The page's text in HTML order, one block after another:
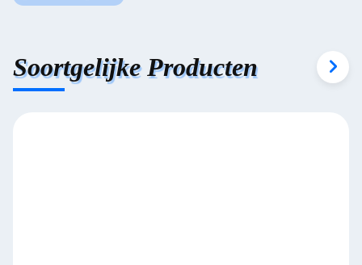
Soortgelijke Producten